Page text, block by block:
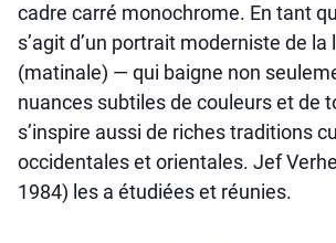
cadre carré monochrome. En tant
s’agit d’un portrait moderniste de la
(matinale) — qui baigne non
nuances subtiles de couleurs et de
s’inspire aussi de riches traditions
occidentales et orientales. Jef
1984) les a étudiées et réunies.